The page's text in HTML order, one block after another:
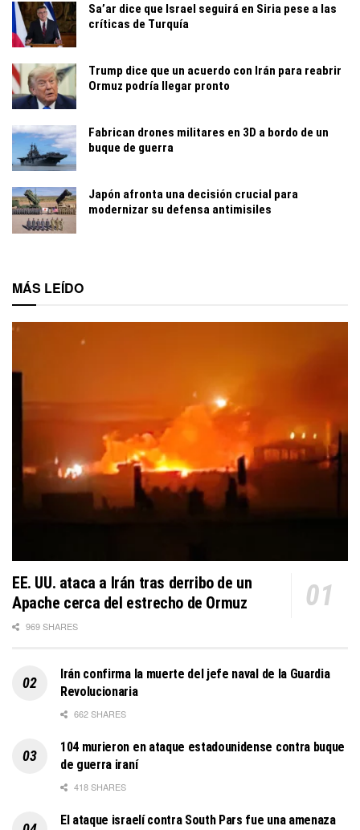
Sa’ar dice que Israel seguirá en Siria pese a las
críticas de Turquía
Trump dice que un acuerdo con Irán para reabrir
Ormuz podría llegar pronto
Fabrican drones militares en 3D a bordo de un
buque de guerra
Japón afronta una decisión crucial para
modernizar su defensa antimisiles
MÁS LEÍDO
EE. UU. ataca a Irán tras derribo de un
Apache cerca del estrecho de Ormuz
969 SHARES
Irán confirma la muerte del jefe naval de la Guardia
Revolucionaria
662 SHARES
104 murieron en ataque estadounidense contra buque
de guerra iraní
418 SHARES
El ataque israelí contra South Pars fue una amenaza